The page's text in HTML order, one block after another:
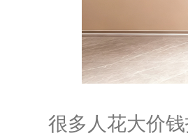
很多人花大价钱